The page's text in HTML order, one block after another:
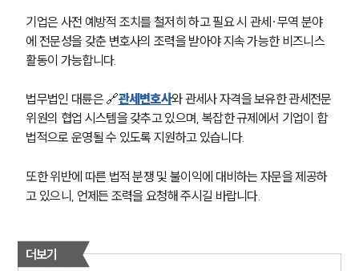
기업은 사전 예방적 조치를 철저히 하고 필요 시 관세·무역 분야
에 전문성을 갖춘 변호사의 조력을 받아야 지속 가능한 비즈니스
활동이 가능합니다.
법무법인 대륜은 🔗관세변호사와 관세사 자격을 보유한 관세전문
위원의 협업 시스템을 갖추고 있으며, 복잡한 규제에서 기업이 합
법적으로 운영될 수 있도록 지원하고 있습니다.
또한 위반에 따른 법적 분쟁 및 불이익에 대비하는 자문을 제공하
고 있으니, 언제든 조력을 요청해 주시길 바랍니다.
더보기